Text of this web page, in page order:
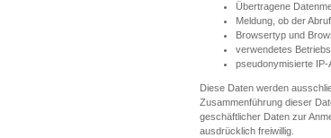
Übertragene
Meldung, ob der
Browsertyp und
verwendetes
pseudonymisierte
Diese Daten werden
Zusammenführung dieser
geschäftlicher Daten zur
ausdrücklich freiwillig.